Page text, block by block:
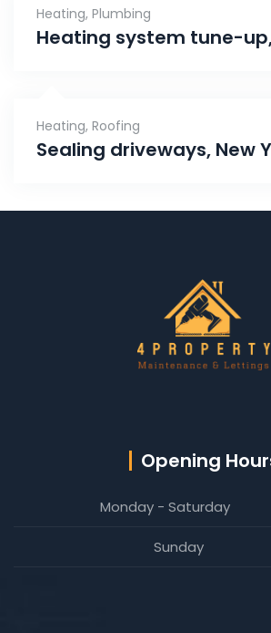
Heating, Plumbing
Heating system tune-
Heating, Roofing
Sealing driveways, New
Opening
Monday - Saturday
Sunday